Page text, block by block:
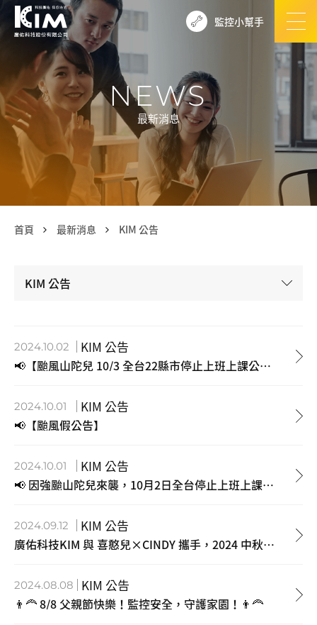
監控小幫手
NEWS
最新消息
首頁 最新消息 KIM 公告
2024.10.02 KIM 公告
📢【颱風山陀兒 10/3 全台22縣市停止上班上課公告】
2024.10.01 KIM 公告
📢【颱風假公告】
2024.10.01 KIM 公告
📢 因強颱山陀兒來襲，10月2日全台停止上班上課，請大家注意安全，做好防災準備。
2024.09.12 KIM 公告
廣佑科技KIM 與 喜憨兒×CINDY 攜手，2024 中秋傳心意
2024.08.08 KIM 公告
👨‍🦰 8/8 父親節快樂！監控安全，守護家園！👨‍🦰